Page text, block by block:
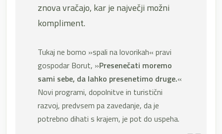
znova vračajo, kar je največji možni
kompliment.
Tukaj ne bomo »spali na lovorikah« pravi
gospodar Borut, »Presenečati moremo
sami sebe, da lahko presenetimo druge.«
Novi programi, dopolnitve in turistični
razvoj, predvsem pa zavedanje, da je
potrebno dihati s krajem, je pot do uspeha.